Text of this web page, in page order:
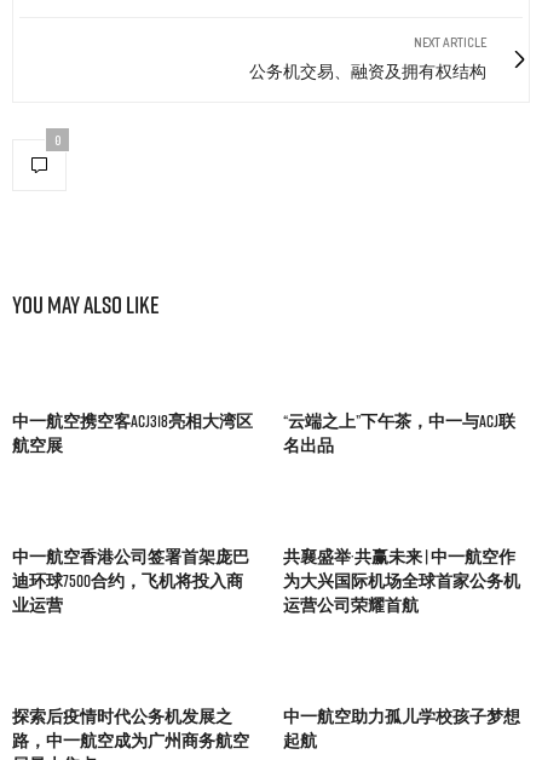
NEXT ARTICLE
公务机交易、融资及拥有权结构
0
You May Also Like
中一航空携空客ACJ318亮相大湾区
航空展
“云端之上”下午茶，中一与ACJ联
名出品
中一航空香港公司签署首架庞巴
迪环球7500合约，飞机将投入商
业运营
共襄盛举·共赢未来 | 中一航空作
为大兴国际机场全球首家公务机
运营公司荣耀首航
探索后疫情时代公务机发展之
路，中一航空成为广州商务航空
中一航空助力孤儿学校孩子梦想
起航